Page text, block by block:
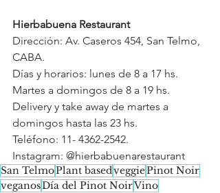
Hierbabuena Restaurant
Dirección: Av. Caseros 454, San Telmo,
CABA.
Días y horarios: lunes de 8 a 17 hs.
Martes a domingos de 8 a 19 hs.
Delivery y take away de martes a
domingos hasta las 23 hs.
Teléfono: 11- 4362-2542.
Instagram: @hierbabuenarestaurant
San TelmoPlant basedveggiePinot Noir
veganosDía del Pinot NoirVino